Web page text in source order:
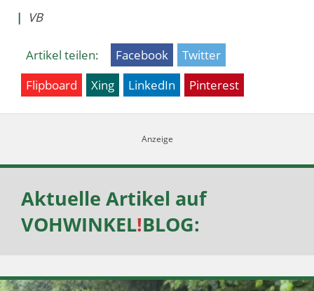
| VB
Artikel teilen: Facebook
Twitter
Flipboard
Xing LinkedIn Pinterest
Aktuelle Artikel auf
VOHWINKEL!BLOG: